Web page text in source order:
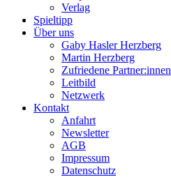
Verlag
Spieltipp
Über uns
Gaby Hasler Herzberg
Martin Herzberg
Zufriedene Partner:innen
Leitbild
Netzwerk
Kontakt
Anfahrt
Newsletter
AGB
Impressum
Datenschutz